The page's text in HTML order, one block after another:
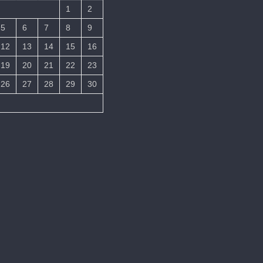
1
2
5 6 7 8
9
12 13 14 15
16
19 20 21 22
23
26 27 28 29
30